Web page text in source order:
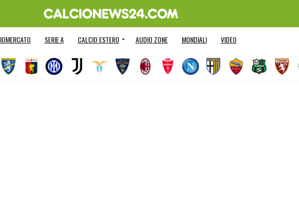
SERIE A CALCIO ESTERO AUDIO ZONE MONDIALI VIDEO